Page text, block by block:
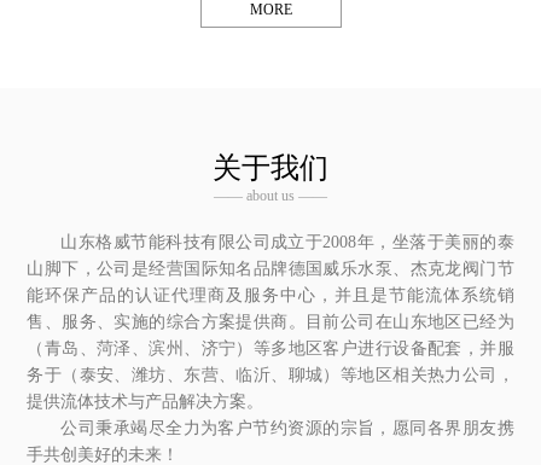
MORE
关于我们
—— about us ——
山东格威节能科技有限公司成立于2008年，坐落于美丽的泰
山脚下，公司是经营国际知名品牌德国威乐水泵、杰克龙阀门节
能环保产品的认证代理商及服务中心，并且是节能流体系统销
售、服务、实施的综合方案提供商。目前公司在山东地区已经为
（青岛、菏泽、滨州、济宁）等多地区客户进行设备配套，并服
务于（泰安、潍坊、东营、临沂、聊城）等地区相关热力公司，
提供流体技术与产品解决方案。
公司秉承竭尽全力为客户节约资源的宗旨，愿同各界朋友携
手共创美好的未来！